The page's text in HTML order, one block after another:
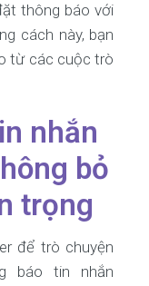
thông báo với
cách này, bạn
từ các cuộc trò
nhắn
bỏ
trọng
để trò chuyện
báo tin nhắn